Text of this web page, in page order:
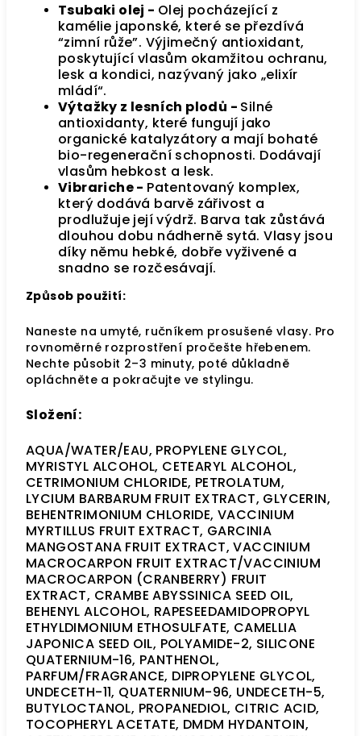
Tsubaki olej - Olej pocházející z
kamélie japonské, které se přezdívá
“zimní růže”. Výjimečný antioxidant,
poskytující vlasům okamžitou ochranu,
lesk a kondici, nazývaný jako „elixír
mládí“.
Výtažky z lesních plodů - Silné
antioxidanty, které fungují jako
organické katalyzátory a mají bohaté
bio-regenerační schopnosti. Dodávají
vlasům hebkost a lesk.
Vibrariche - Patentovaný komplex,
který dodává barvě zářivost a
prodlužuje její výdrž. Barva tak zůstává
dlouhou dobu nádherně sytá. Vlasy jsou
díky němu hebké, dobře vyživené a
snadno se rozčesávají.
Způsob použití:
Naneste na umyté, ručníkem prosušené vlasy. Pro
rovnoměrné rozprostření pročešte hřebenem.
Nechte působit 2–3 minuty, poté důkladně
opláchněte a pokračujte ve stylingu.
Složení:
AQUA/WATER/EAU, PROPYLENE GLYCOL,
MYRISTYL ALCOHOL, CETEARYL ALCOHOL,
CETRIMONIUM CHLORIDE, PETROLATUM,
LYCIUM BARBARUM FRUIT EXTRACT, GLYCERIN,
BEHENTRIMONIUM CHLORIDE, VACCINIUM
MYRTILLUS FRUIT EXTRACT, GARCINIA
MANGOSTANA FRUIT EXTRACT, VACCINIUM
MACROCARPON FRUIT EXTRACT/VACCINIUM
MACROCARPON (CRANBERRY) FRUIT
EXTRACT, CRAMBE ABYSSINICA SEED OIL,
BEHENYL ALCOHOL, RAPESEEDAMIDOPROPYL
ETHYLDIMONIUM ETHOSULFATE, CAMELLIA
JAPONICA SEED OIL, POLYAMIDE-2, SILICONE
QUATERNIUM-16, PANTHENOL,
PARFUM/FRAGRANCE, DIPROPYLENE GLYCOL,
UNDECETH-11, QUATERNIUM-96, UNDECETH-5,
BUTYLOCTANOL, PROPANEDIOL, CITRIC ACID,
TOCOPHERYL ACETATE, DMDM HYDANTOIN,